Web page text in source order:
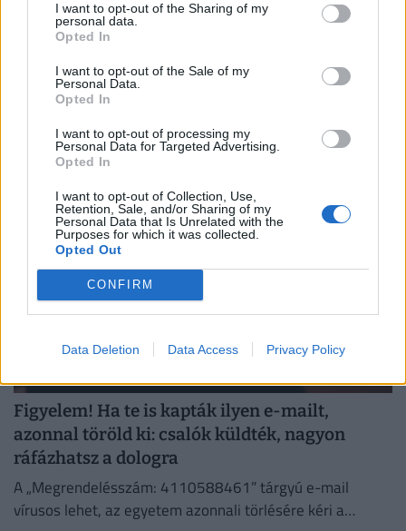
I want to opt-out of the Sharing of my
personal data.
Opted In
I want to opt-out of the Sale of my
Personal Data.
Opted In
I want to opt-out of processing my
Personal Data for Targeted Advertising.
Opted In
I want to opt-out of Collection, Use,
Retention, Sale, and/or Sharing of my
Personal Data that Is Unrelated with the
Purposes for which it was collected.
Opted Out
CONFIRM
Data Deletion Data Access Privacy Policy
Rendkívüli! Kibertámadás érte a Magyar
Államkincstárat, a behatolás orosz
szerverekről történhetett
Titkosított fájlok, korlátozott szolgáltatások: orosz
szerverekről érkezhetett a Magyar Államkincstár elleni
támadás.
Figyelem! Ha te is kapták ilyen e-mailt,
azonnal töröld ki: csalók küldték, nagyon
ráfázhatsz a dologra
A „Megrendelésszám: 4110588461” tárgyú e-mail
vírusos lehet, az egyetem azonnali törlésére kéri a